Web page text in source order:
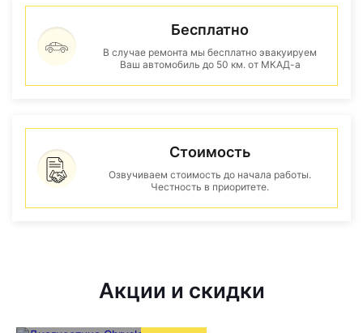
Бесплатно
В случае ремонта мы бесплатно эвакуируем
Ваш автомобиль до 50 км. от МКАД-а
Стоимость
Озвучиваем стоимость до начала работы.
Честность в приоритете.
Акции и скидки